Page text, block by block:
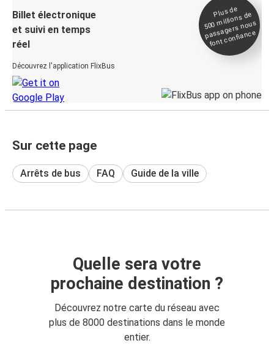
Billet électronique
et suivi en temps
réel
Découvrez l'application FlixBus
Plus de
500
millions de
passagers nous
font confiance
Sur cette page
Arrêts de bus FAQ Guide de la ville
Quelle sera votre
prochaine destination ?
Découvrez notre carte du réseau avec
plus de 8000 destinations dans le monde
entier.